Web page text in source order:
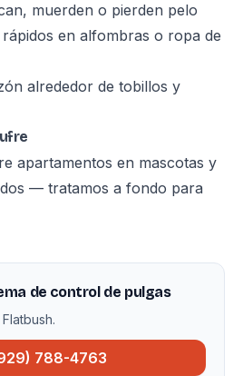
muerden o pierden pelo
en alfombras o ropa de
alrededor de tobillos y
apartamentos en mascotas y
— tratamos a fondo para
de control de pulgas
788-4763